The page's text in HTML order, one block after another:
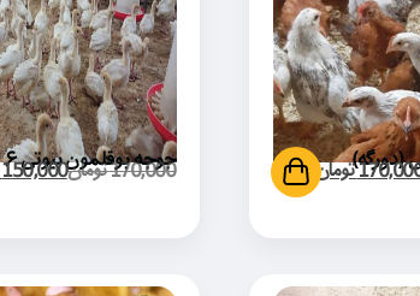
(دورگه)تومان جوجه بوقلمون بیوتی ۶
170,000تومان150,000